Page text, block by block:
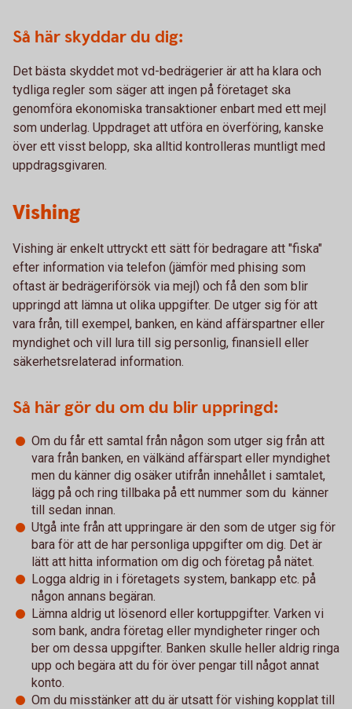
Så här skyddar du dig:
Det bästa skyddet mot vd-bedrägerier är att ha klara och
tydliga regler som säger att ingen på företaget ska
genomföra ekonomiska transaktioner enbart med ett mejl
som underlag. Uppdraget att utföra en överföring, kanske
över ett visst belopp, ska alltid kontrolleras muntligt med
uppdragsgivaren.
Vishing
Vishing är enkelt uttryckt ett sätt för bedragare att "fiska"
efter information via telefon (jämför med phising som
oftast är bedrägeriförsök via mejl) och få den som blir
uppringd att lämna ut olika uppgifter. De utger sig för att
vara från, till exempel, banken, en känd affärspartner eller
myndighet och vill lura till sig personlig, finansiell eller
säkerhetsrelaterad information.
Så här gör du om du blir uppringd:
Om du får ett samtal från någon som utger sig från att
vara från banken, en välkänd affärspart eller myndighet
men du känner dig osäker utifrån innehållet i samtalet,
lägg på och ring tillbaka på ett nummer som du känner
till sedan innan.
Utgå inte från att uppringare är den som de utger sig för
bara för att de har personliga uppgifter om dig. Det är
lätt att hitta information om dig och företag på nätet.
Logga aldrig in i företagets system, bankapp etc. på
någon annans begäran.
Lämna aldrig ut lösenord eller kortuppgifter. Varken vi
som bank, andra företag eller myndigheter ringer och
ber om dessa uppgifter. Banken skulle heller aldrig ringa
upp och begära att du för över pengar till något annat
konto.
Om du misstänker att du är utsatt för vishing kopplat till